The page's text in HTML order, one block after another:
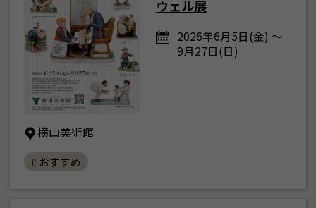
ウェル展
2026年6月5日(金) ～
9月27日(日)
横山美術館
# おすすめ